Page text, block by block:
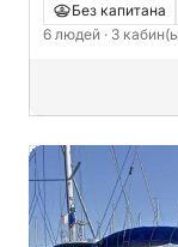
Без капитана
6 людей · 3